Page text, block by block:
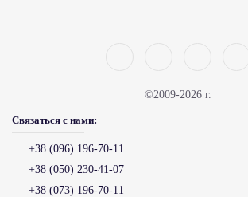
©2009-2026 г.
Связаться с нами:
+38 (096) 196-70-11
+38 (050) 230-41-07
+38 (073) 196-70-11